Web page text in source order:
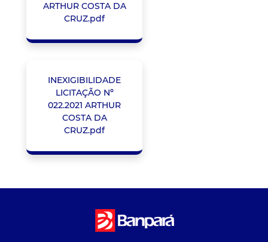
ARTHUR COSTA DA
CRUZ.pdf
INEXIGIBILIDADE
LICITAÇÃO Nº
022.2021 ARTHUR
COSTA DA
CRUZ.pdf